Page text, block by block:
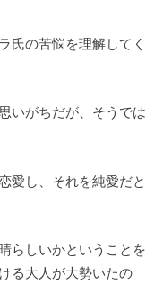
氏の苦悩を理解してく
いがちだが、そうでは
愛し、それを純愛だと
らしいかということを
る大人が大勢いたの